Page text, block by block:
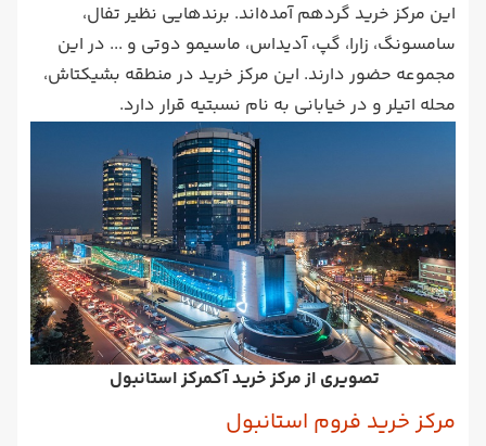
این مرکز خرید گردهم آمده‌اند. برندهایی نظیر تفال،
سامسونگ، زارا، گپ، آدیداس، ماسیمو دوتی و ... در این
مجموعه حضور دارند. این مرکز خرید در منطقه بشیکتاش،
محله اتیلر و در خیابانی به نام نسبتیه قرار دارد.
تصویری از مرکز خرید آکمرکز استانبول
مرکز خرید فروم استانبول